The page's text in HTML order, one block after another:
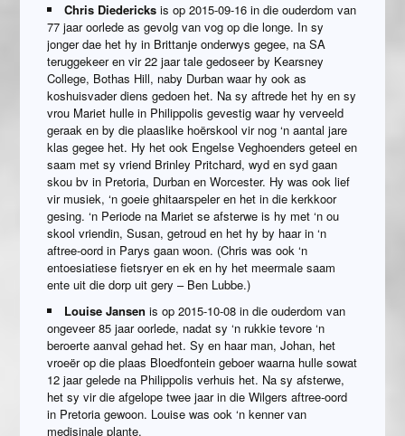
Chris Diedericks is op 2015-09-16 in die ouderdom van
77 jaar oorlede as gevolg van vog op die longe. In sy
jonger dae het hy in Brittanje onderwys gegee, na SA
teruggekeer en vir 22 jaar tale gedoseer by Kearsney
College, Bothas Hill, naby Durban waar hy ook as
koshuisvader diens gedoen het. Na sy aftrede het hy en sy
vrou Mariet hulle in Philippolis gevestig waar hy verveeld
geraak en by die plaaslike hoërskool vir nog ‘n aantal jare
klas gegee het. Hy het ook Engelse Veghoenders geteel en
saam met sy vriend Brinley Pritchard, wyd en syd gaan
skou bv in Pretoria, Durban en Worcester. Hy was ook lief
vir musiek, ‘n goeie ghitaarspeler en het in die kerkkoor
gesing. ‘n Periode na Mariet se afsterwe is hy met ‘n ou
skool vriendin, Susan, getroud en het hy by haar in ‘n
aftree-oord in Parys gaan woon. (Chris was ook ‘n
entoesiatiese fietsryer en ek en hy het meermale saam
ente uit die dorp uit gery – Ben Lubbe.)
Louise Jansen is op 2015-10-08 in die ouderdom van
ongeveer 85 jaar oorlede, nadat sy ‘n rukkie tevore ‘n
beroerte aanval gehad het. Sy en haar man, Johan, het
vroeër op die plaas Bloedfontein geboer waarna hulle sowat
12 jaar gelede na Philippolis verhuis het. Na sy afsterwe,
het sy vir die afgelope twee jaar in die Wilgers aftree-oord
in Pretoria gewoon. Louise was ook ‘n kenner van
medisinale plante.